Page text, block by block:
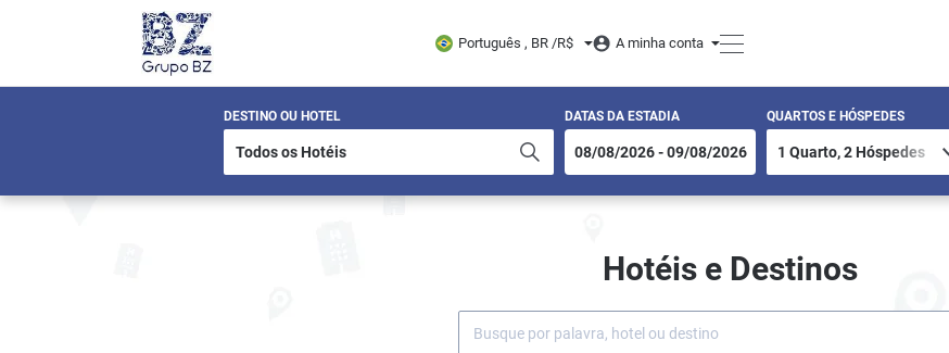
Português , BR /R$ A minha conta
DESTINO OU HOTEL DATAS DA ESTADIA QUARTOS E HÓSPEDES
Hotéis e Destinos